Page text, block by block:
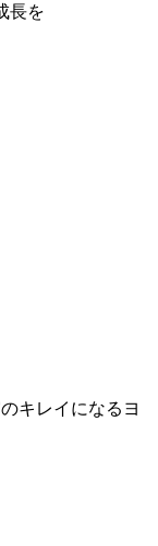
長を
キレイになるヨ